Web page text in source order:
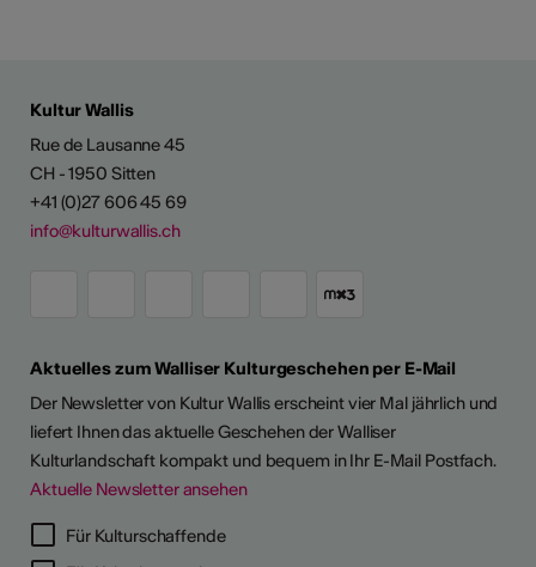
Kultur Wallis
Rue de Lausanne 45
CH - 1950 Sitten
+41 (0)27 606 45 69
info@kulturwallis.ch
Aktuelles zum Walliser Kulturgeschehen per E-Mail
Der Newsletter von Kultur Wallis erscheint vier Mal jährlich und
liefert Ihnen das aktuelle Geschehen der Walliser
Kulturlandschaft kompakt und bequem in Ihr E-Mail Postfach.
Aktuelle Newsletter ansehen
Für Kulturschaffende